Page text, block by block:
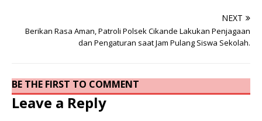
NEXT
Berikan Rasa Aman, Patroli Polsek Cikande Lakukan Penjagaan
dan Pengaturan saat Jam Pulang Siswa Sekolah.
BE THE FIRST TO COMMENT
Leave a Reply